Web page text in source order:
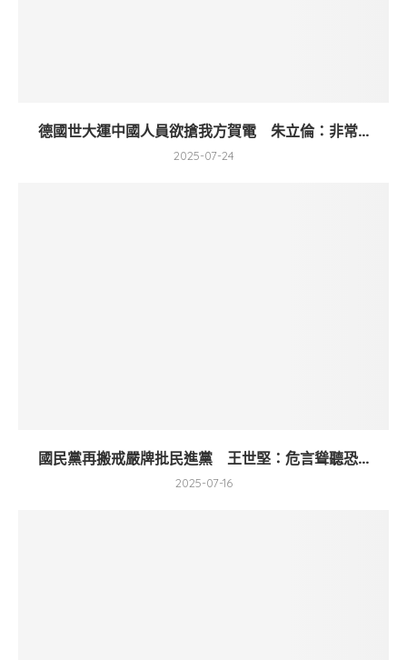
德國世大運中國人員欲搶我方賀電 朱立倫：非常...
2025-07-24
國民黨再搬戒嚴牌批民進黨 王世堅：危言聳聽恐...
2025-07-16